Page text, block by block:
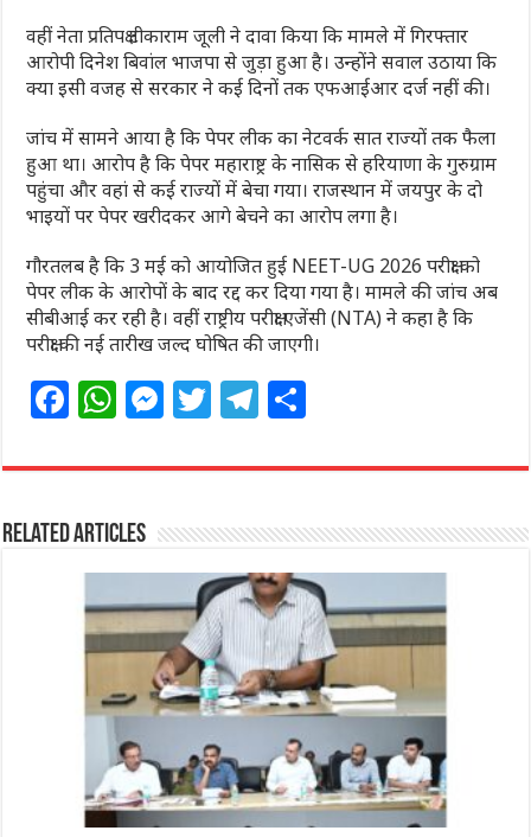
वहीं नेता प्रतिपक्ष टीकाराम जूली ने दावा किया कि मामले में गिरफ्तार
आरोपी दिनेश बिवांल भाजपा से जुड़ा हुआ है। उन्होंने सवाल उठाया कि
क्या इसी वजह से सरकार ने कई दिनों तक एफआईआर दर्ज नहीं की।
जांच में सामने आया है कि पेपर लीक का नेटवर्क सात राज्यों तक फैला
हुआ था। आरोप है कि पेपर महाराष्ट्र के नासिक से हरियाणा के गुरुग्राम
पहुंचा और वहां से कई राज्यों में बेचा गया। राजस्थान में जयपुर के दो
भाइयों पर पेपर खरीदकर आगे बेचने का आरोप लगा है।
गौरतलब है कि 3 मई को आयोजित हुई NEET-UG 2026 परीक्षा को
पेपर लीक के आरोपों के बाद रद्द कर दिया गया है। मामले की जांच अब
सीबीआई कर रही है। वहीं राष्ट्रीय परीक्षा एजेंसी (NTA) ने कहा है कि
परीक्षा की नई तारीख जल्द घोषित की जाएगी।
F
c
e
b
o
o
k
W
at
s
A
p
p
M
ss
n
g
e
r
T
itt
r
T
e
ra
m
ar
Related Articles